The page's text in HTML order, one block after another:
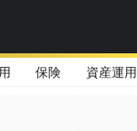
保険 資産運用